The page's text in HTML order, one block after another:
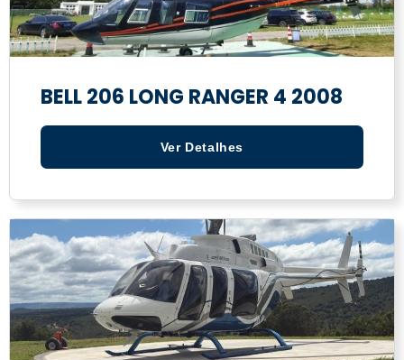
BELL 206 LONG RANGER 4 2008
Ver Detalhes